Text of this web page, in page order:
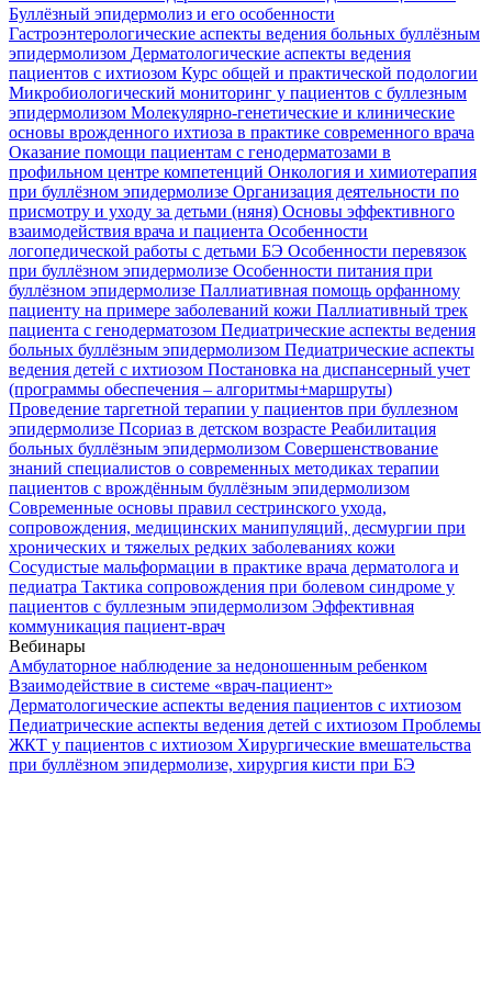
Буллёзный эпидермолиз и его особенности
Гастроэнтерологические аспекты ведения больных буллёзным
эпидермолизом Дерматологические аспекты ведения
пациентов с ихтиозом Курс общей и практической подологии
Микробиологический мониторинг у пациентов с буллезным
эпидермолизом Молекулярно-генетические и клинические
основы врожденного ихтиоза в практике современного врача
Оказание помощи пациентам с генодерматозами в
профильном центре компетенций Онкология и химиотерапия
при буллёзном эпидермолизе Организация деятельности по
присмотру и уходу за детьми (няня) Основы эффективного
взаимодействия врача и пациента Особенности
логопедической работы с детьми БЭ Особенности перевязок
при буллёзном эпидермолизе Особенности питания при
буллёзном эпидермолизе Паллиативная помощь орфанному
пациенту на примере заболеваний кожи Паллиативный трек
пациента с генодерматозом Педиатрические аспекты ведения
больных буллёзным эпидермолизом Педиатрические аспекты
ведения детей с ихтиозом Постановка на диспансерный учет
(программы обеспечения – алгоритмы+маршруты)
Проведение таргетной терапии у пациентов при буллезном
эпидермолизе Псориаз в детском возрасте Реабилитация
больных буллёзным эпидермолизом Совершенствование
знаний специалистов о современных методиках терапии
пациентов с врождённым буллёзным эпидермолизом
Современные основы правил сестринского ухода,
сопровождения, медицинских манипуляций, десмургии при
хронических и тяжелых редких заболеваниях кожи
Сосудистые мальформации в практике врача дерматолога и
педиатра Тактика сопровождения при болевом синдроме у
пациентов с буллезным эпидермолизом Эффективная
коммуникация пациент-врач
Вебинары
Амбулаторное наблюдение за недоношенным ребенком
Взаимодействие в системе «врач-пациент»
Дерматологические аспекты ведения пациентов с ихтиозом
Педиатрические аспекты ведения детей с ихтиозом Проблемы
ЖКТ у пациентов с ихтиозом Хирургические вмешательства
при буллёзном эпидермолизе, хирургия кисти при БЭ